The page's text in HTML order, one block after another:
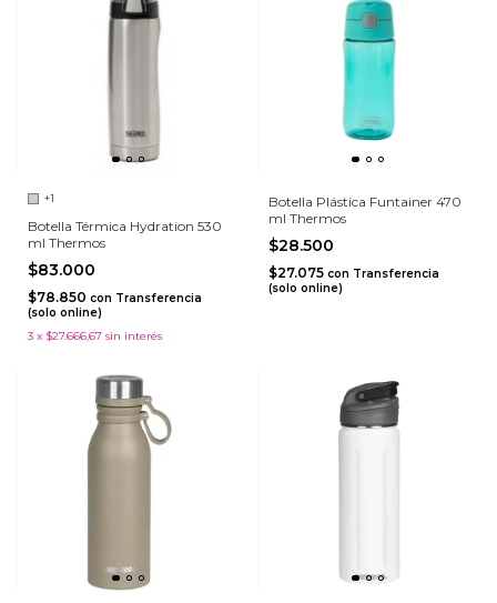
+1
Botella Térmica Hydration 530
ml Thermos
$83.000
$78.850 con Transferencia
(solo online)
3 x $27.666,67 sin interés
Botella Plástica Funtainer 470
ml Thermos
$28.500
$27.075 con Transferencia
(solo online)